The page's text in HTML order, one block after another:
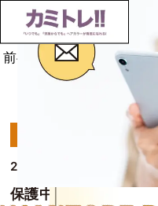
前へ 次へ
2021/10/19
保護中: カミトレド